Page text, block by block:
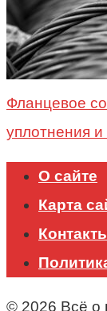
Фланцевое
уплотнения
О сайте
Карта
© 2026 Всё о